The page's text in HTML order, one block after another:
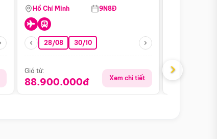
Bàn - Johannesburg - Pretoria -
Safari - Lodge
Hồ Chí Minh 9N8Đ
28/08 30/10
Giá từ:
88.900.000đ Xem chi tiết
Giá từ:
›